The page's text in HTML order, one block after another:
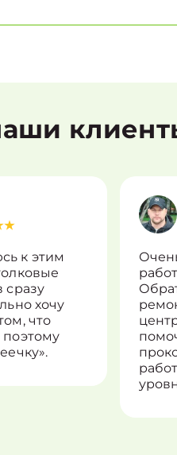
к этим
сразу
хочу
что